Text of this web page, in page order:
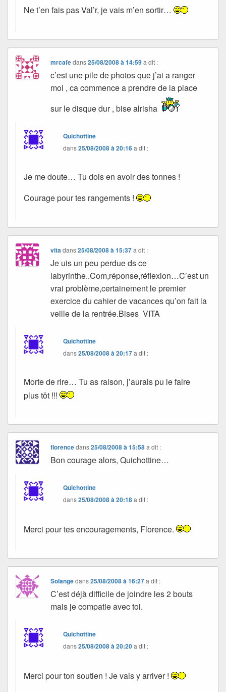
Ne t’en fais pas Val’r, je vais m’en sortir…
mrcafedans25/08/2008 à 14:59 a dit :
c’est une pile de photos que j’ai a ranger
moi , ca commence a prendre de la place
sur le disque dur , bise alrisha
Quichottine
dans25/08/2008 à 20:16a dit :
Je me doute… Tu dois en avoir des tonnes !
Courage pour tes rangements !
vitadans25/08/2008 à 15:37 a dit :
Je uis un peu perdue ds ce
labyrinthe..Com,réponse,réflexion…C’est un
vrai problème,certainement le premier
exercice du cahier de vacances qu’on fait la
veille de la rentrée.Bises VITA
Quichottine
dans25/08/2008 à 20:17a dit :
Morte de rire… Tu as raison, j’aurais pu le faire
plus tôt !!!
florencedans25/08/2008 à 15:58 a dit :
Bon courage alors, Quichottine…
Quichottine
dans25/08/2008 à 20:18a dit :
Merci pour tes encouragements, Florence.
Solangedans25/08/2008 à 16:27 a dit :
C’est déjà difficile de joindre les 2 bouts
mais je compatie avec toi.
Quichottine
dans25/08/2008 à 20:20a dit :
Merci pour ton soutien ! Je vais y arriver !